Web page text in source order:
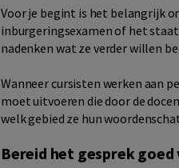
Voor je begint is het belangrijk
inburgeringsexamen of het
nadenken wat ze verder willen
Wanneer cursisten werken aan
moet uitvoeren die door de
welk gebied ze hun
Bereid het gesprek goed